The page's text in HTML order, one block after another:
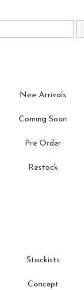
New Arrivals
Coming Soon
Pre Order
Restock
Stockists
Concept